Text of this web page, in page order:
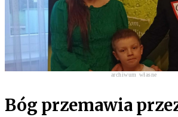
archiwum własne
Bóg przemawia